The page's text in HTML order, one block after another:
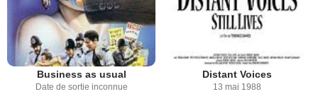
Business as usual
Date de sortie inconnue
Distant Voices
13 mai 1988